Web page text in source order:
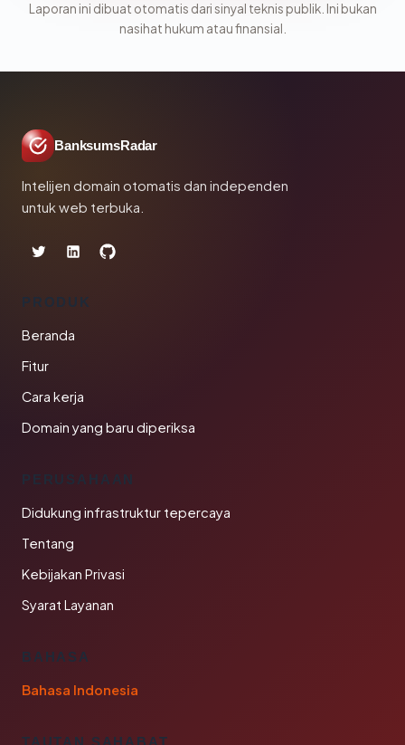
Laporan ini dibuat otomatis dari sinyal teknis publik. Ini bukan
nasihat hukum atau finansial.
BanksumsRadar
Intelijen domain otomatis dan independen
untuk web terbuka.
PRODUK
Beranda
Fitur
Cara kerja
Domain yang baru diperiksa
PERUSAHAAN
Didukung infrastruktur tepercaya
Tentang
Kebijakan Privasi
Syarat Layanan
BAHASA
Bahasa Indonesia
TAUTAN SAHABAT